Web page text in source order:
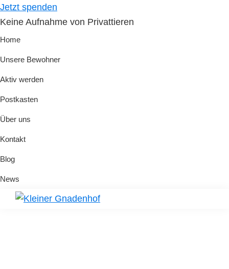
Skip
to
primary
Skip
to
main
Jetzt spenden
Keine Aufnahme von Privattieren
Home
Unsere Bewohner
Aktiv werden
Postkasten
Über uns
Kontakt
Blog
News